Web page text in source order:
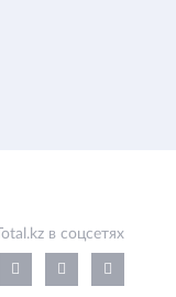
Total.kz в соцсетях